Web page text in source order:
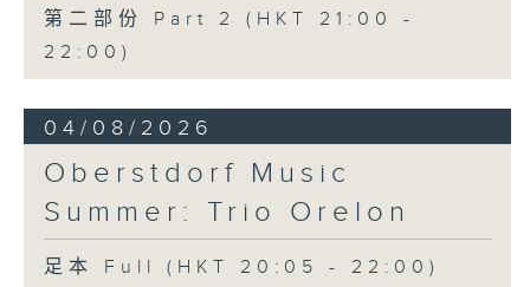
D小調大提琴奏鳴曲，作品40 (28’)
方崬清
F大調第二大提琴奏鳴曲，作品99 (25’)
樸柏
安魂曲，作品66 (8’)
巴格尼尼
羅西尼《摩西在埃及》主題變奏曲（為四把
大提琴改編） (8’)
第二部份 Part 2 (HKT 21:00 -
22:00)
04/08/2026
Oberstdorf Music
Summer: Trio Orelon
足本 Full (HKT 20:05 - 22:00)